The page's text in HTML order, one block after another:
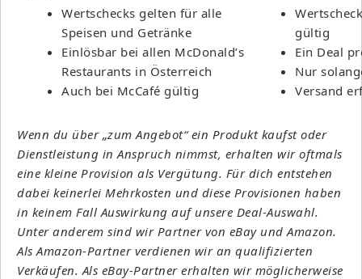
Wertschecks gelten für alle
Speisen und Getränke
Einlösbar bei allen McDonald’s
Restaurants in Österreich
Auch bei McCafé gültig
gültig
Ein Deal
Nur
Versand
Wenn du über „zum Angebot“ ein Produkt kaufst oder
Dienstleistung in Anspruch nimmst, erhalten wir oftmals
eine kleine Provision als Vergütung. Für dich entstehen
dabei keinerlei Mehrkosten und diese Provisionen haben
in keinem Fall Auswirkung auf unsere Deal-Auswahl.
Unter anderem sind wir Partner von eBay und Amazon.
Als Amazon-Partner verdienen wir an qualifizierten
Verkäufen. Als eBay-Partner erhalten wir möglicherweise